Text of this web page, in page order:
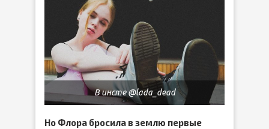
В инсте @lada_dead
Но Флора бросила в землю первые